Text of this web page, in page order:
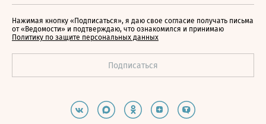
Нажимая кнопку «Подписаться», я даю свое согласие получать письма
от «Ведомости» и подтверждаю, что ознакомился и принимаю
Политику по защите персональных данных